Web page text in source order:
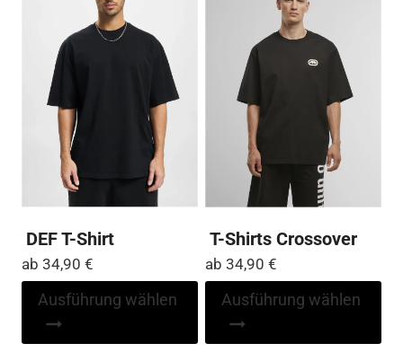
DEF T-Shirt
ab 34,90 €
Ausführung wählen
Dieses
weist
T-Shirts Crossover
ab 34,90 €
Ausführung wählen